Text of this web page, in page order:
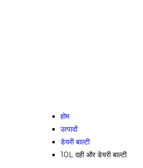
होम
उत्पादों
डेयरी बाल्टी
10L दही और डेयरी बाल्टी